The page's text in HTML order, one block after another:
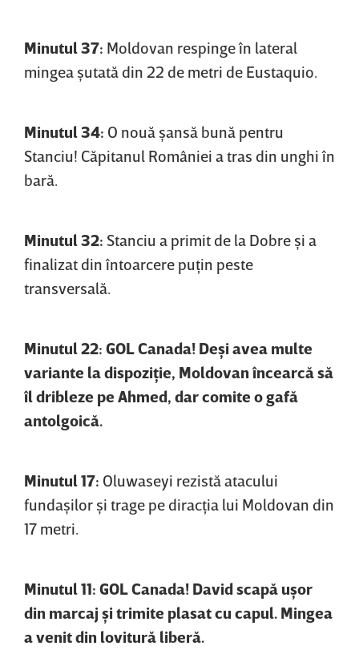
Minutul 37: Moldovan respinge în lateral
mingea şutată din 22 de metri de Eustaquio.
Minutul 34: O nouă şansă bună pentru
Stanciu! Căpitanul României a tras din unghi în
bară.
Minutul 32: Stanciu a primit de la Dobre şi a
finalizat din întoarcere puţin peste
transversală.
Minutul 22: GOL Canada! Deşi avea multe
variante la dispoziţie, Moldovan încearcă să
îl dribleze pe Ahmed, dar comite o gafă
antolgoică.
Minutul 17: Oluwaseyi rezistă atacului
fundaşilor şi trage pe diracţia lui Moldovan din
17 metri.
Minutul 11: GOL Canada! David scapă uşor
din marcaj şi trimite plasat cu capul. Mingea
a venit din lovitură liberă.